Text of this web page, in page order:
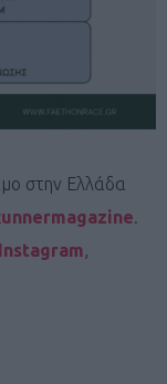
στην Ελλάδα
.
Instagram,